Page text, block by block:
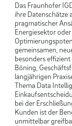
Das Fraunhofer
ihre Datenschätze
pragmatischer
Energiesektor
gemeinsamen,
besonders effizient
Böning,
langjährigen
Thema Data
bei der
Kunden ist der
unmittelbar